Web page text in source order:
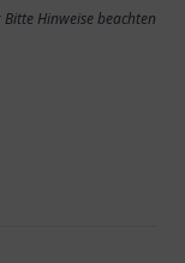
Bitte Hinweise beachten